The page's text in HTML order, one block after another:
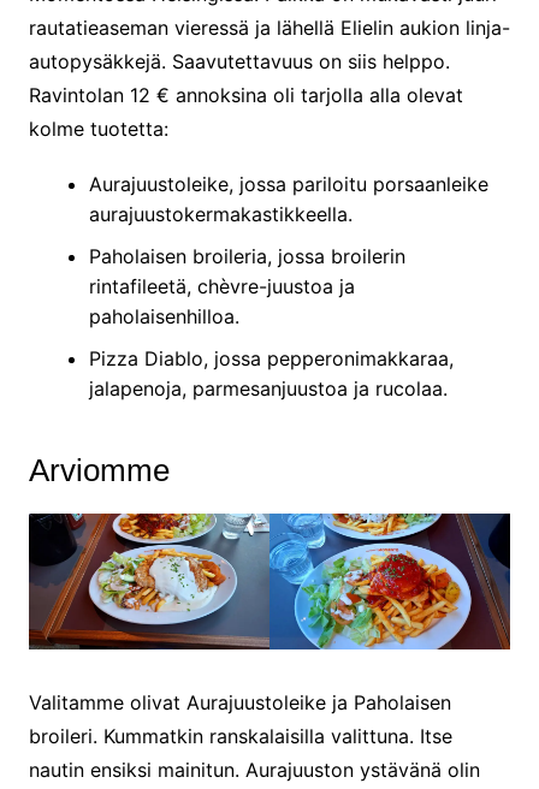
rautatieaseman vieressä ja lähellä Elielin aukion linja-
autopysäkkejä. Saavutettavuus on siis helppo.
Ravintolan 12 € annoksina oli tarjolla alla olevat
kolme tuotetta:
Aurajuustoleike, jossa pariloitu porsaanleike
aurajuustokermakastikkeella.
Paholaisen broileria, jossa broilerin
rintafileetä, chèvre-juustoa ja
paholaisenhilloa.
Pizza Diablo, jossa pepperonimakkaraa,
jalapenoja, parmesanjuustoa ja rucolaa.
Arviomme
Valitamme olivat Aurajuustoleike ja Paholaisen
broileri. Kummatkin ranskalaisilla valittuna. Itse
nautin ensiksi mainitun. Aurajuuston ystävänä olin